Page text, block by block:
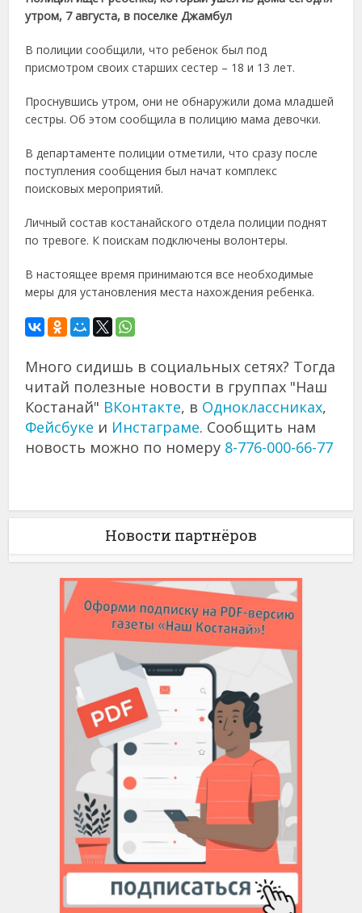
утром, 7 августа, в поселке Джамбул
В полиции сообщили, что ребенок был под
присмотром своих старших сестер – 18 и 13 лет.
Проснувшись утром, они не обнаружили дома младшей
сестры. Об этом сообщила в полицию мама девочки.
В департаменте полиции отметили, что сразу после
поступления сообщения был начат комплекс
поисковых мероприятий.
Личный состав костанайского отдела полиции поднят
по тревоге. К поискам подключены волонтеры.
В настоящее время принимаются все необходимые
меры для установления места нахождения ребенка.
Много сидишь в социальных сетях? Тогда
читай полезные новости в группах "Наш
Костанай" ВКонтакте, в Одноклассниках,
Фейсбуке и Инстаграме. Сообщить нам
новость можно по номеру 8-776-000-66-77
Новости партнёров